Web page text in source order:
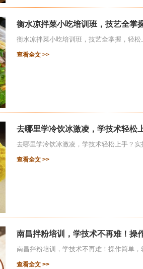
衡水凉拌菜小吃培训班，技艺全掌
衡水凉拌菜小吃培训班，技艺全掌握，轻
查看全文 >>
去哪里学冷饮冰激凌，学技术轻松
去哪里学冷饮冰激凌，学技术轻松上手？
查看全文 >>
南昌拌粉培训，学技术不再难！操
南昌拌粉培训，学技术不再难！操作简单
查看全文 >>